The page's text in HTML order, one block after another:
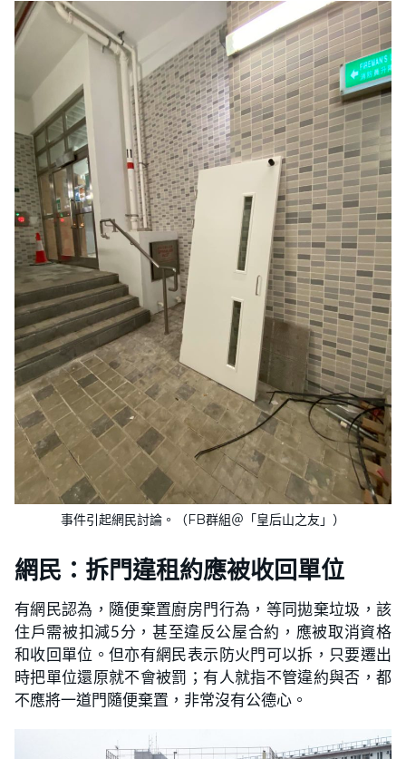
事件引起網民討論。（FB群組＠「皇后山之友」）
網民：拆門違租約應被收回單位
有網民認為，隨便棄置廚房門行為，等同拋棄垃圾，該
住戶需被扣減5分，甚至違反公屋合約，應被取消資格
和收回單位。但亦有網民表示防火門可以拆，只要遷出
時把單位還原就不會被罰；有人就指不管違約與否，都
不應將一道門隨便棄置，非常沒有公德心。